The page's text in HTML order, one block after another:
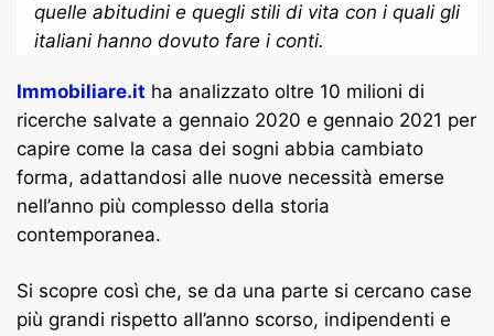
quelle abitudini e quegli stili di vita con i quali gli
italiani hanno dovuto fare i conti.
Immobiliare.it ha analizzato oltre 10 milioni di
ricerche salvate a gennaio 2020 e gennaio 2021 per
capire come la casa dei sogni abbia cambiato
forma, adattandosi alle nuove necessità emerse
nell’anno più complesso della storia
contemporanea.
Si scopre così che, se da una parte si cercano case
più grandi rispetto all’anno scorso, indipendenti e